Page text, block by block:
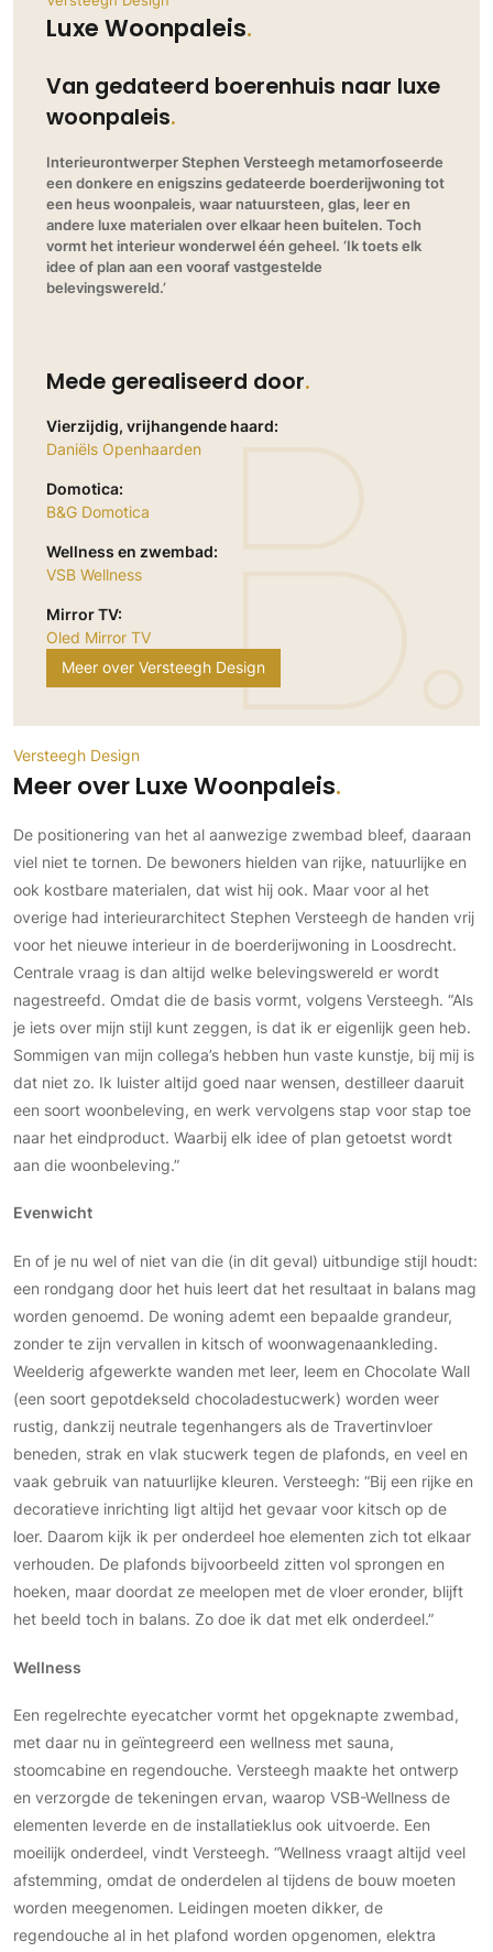
Woondecoratie
Meubels
Verlichting
Haarden
Glas
Interieurbouw
Keuken
Keukens
Keukenapparatuur
Keukenbladen
Keukenaccessoires
Keukenkranen
Binnendeuren
Aluminium deuren
Stalen deuren
Systeemwanden
Deurbeslag
Raambeslag
Meubelbeslag
Vloer
Vloeren
Beton Ciré vloeren
PVC vloeren
Gietvloeren
Houten vloeren
Natuursteen en keramiek vloeren
Vloerkleden
Beton Ciré
Behang / Wandtextiel
Natuursteen en keramiek
Leer
Schilderwerk
Stucwerk
Spuitwerk
Technologie
Audio/Video
Thuisbioscoop
Domotica
Fitnessapparatuur
Overig
Aannemers Interieur
Akoestiek
Binnenzwembaden
Wellness
Wijnkelder en wijnkasten
Ramen
Buitendeuren
Deursystemen
Glazen wandsystemen
Garagedeuren
Zonwering
Zonwering
Buitenshutters
Autolift
Gevelbekleding
Houten gevelbekleding
Schilderwerk buiten
Tuinmeubelen
Omheining
Zwemmen
Zwembad en zwemvijver
Tuin wellness
Houten buitenvloeren
buitenvloeren
Vlonders
Zonwering
Zonwering buiten
Kinderkamer
Slaapkamer
Thuisbioscoop
Wellness
Werkkamer
Wijnkelder
Woonkamer
Terrasoverkapping
Tuin
Zwembad
Zakelijk
Horeca
Kantoor
Luxe Woonpaleis
Van gedateerd boerenhuis naar luxe
woonpaleis
Interieurontwerper Stephen Versteegh metamorfoseerde
een donkere en enigszins gedateerde boerderijwoning tot
een heus woonpaleis, waar natuursteen, glas, leer en
andere luxe materialen over elkaar heen buitelen. Toch
vormt het interieur wonderwel één geheel. ‘Ik toets elk
idee of plan aan een vooraf vastgestelde
belevingswereld.’
Mede gerealiseerd door
Vierzijdig, vrijhangende haard:
Daniëls Openhaarden
Domotica:
B&G Domotica
Wellness en zwembad:
VSB Wellness
Mirror TV:
Oled Mirror TV
Meer over Versteegh Design
Versteegh Design
Meer over Luxe Woonpaleis
De positionering van het al aanwezige zwembad bleef, daaraan
viel niet te tornen. De bewoners hielden van rijke, natuurlijke en
ook kostbare materialen, dat wist hij ook. Maar voor al het
overige had interieurarchitect Stephen Versteegh de handen vrij
voor het nieuwe interieur in de boerderijwoning in Loosdrecht.
Centrale vraag is dan altijd welke belevingswereld er wordt
nagestreefd. Omdat die de basis vormt, volgens Versteegh. “Als
je iets over mijn stijl kunt zeggen, is dat ik er eigenlijk geen heb.
Sommigen van mijn collega’s hebben hun vaste kunstje, bij mij is
dat niet zo. Ik luister altijd goed naar wensen, destilleer daaruit
een soort woonbeleving, en werk vervolgens stap voor stap toe
naar het eindproduct. Waarbij elk idee of plan getoetst wordt
aan die woonbeleving.”
Evenwicht
En of je nu wel of niet van die (in dit geval) uitbundige stijl houdt:
een rondgang door het huis leert dat het resultaat in balans mag
worden genoemd. De woning ademt een bepaalde grandeur,
zonder te zijn vervallen in kitsch of woonwagenaankleding.
Weelderig afgewerkte wanden met leer, leem en Chocolate Wall
(een soort gepotdekseld chocoladestucwerk) worden weer
rustig, dankzij neutrale tegenhangers als de Travertinvloer
beneden, strak en vlak stucwerk tegen de plafonds, en veel en
vaak gebruik van natuurlijke kleuren. Versteegh: “Bij een rijke en
decoratieve inrichting ligt altijd het gevaar voor kitsch op de
loer. Daarom kijk ik per onderdeel hoe elementen zich tot elkaar
verhouden. De plafonds bijvoorbeeld zitten vol sprongen en
hoeken, maar doordat ze meelopen met de vloer eronder, blijft
het beeld toch in balans. Zo doe ik dat met elk onderdeel.”
Wellness
Een regelrechte eyecatcher vormt het opgeknapte zwembad,
met daar nu in geïntegreerd een wellness met sauna,
stoomcabine en regendouche. Versteegh maakte het ontwerp
en verzorgde de tekeningen ervan, waarop VSB-Wellness de
elementen leverde en de installatieklus ook uitvoerde. Een
moeilijk onderdeel, vindt Versteegh. “Wellness vraagt altijd veel
afstemming, omdat de onderdelen al tijdens de bouw moeten
worden meegenomen. Leidingen moeten dikker, de
regendouche al in het plafond worden opgenomen, elektra